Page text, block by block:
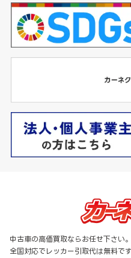
中古車の高価買取ならお任せ下さい。
全国対応でレッカー引取代は無料で